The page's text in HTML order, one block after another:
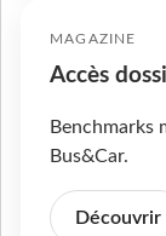
MAGAZINE
Accès
Benchmarks
Bus&Car.
Découvrir